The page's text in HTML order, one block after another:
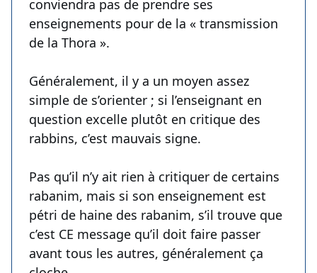
conviendra pas de prendre ses
enseignements pour de la « transmission
de la Thora ».
Généralement, il y a un moyen assez
simple de s’orienter ; si l’enseignant en
question excelle plutôt en critique des
rabbins, c’est mauvais signe.
Pas qu’il n’y ait rien à critiquer de certains
rabanim, mais si son enseignement est
pétri de haine des rabanim, s’il trouve que
c’est CE message qu’il doit faire passer
avant tous les autres, généralement ça